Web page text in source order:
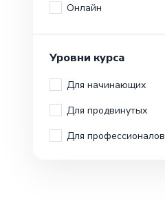
Онлайн
Уровни курса
Для начинающих
Для продвинутых
Для профессионалов